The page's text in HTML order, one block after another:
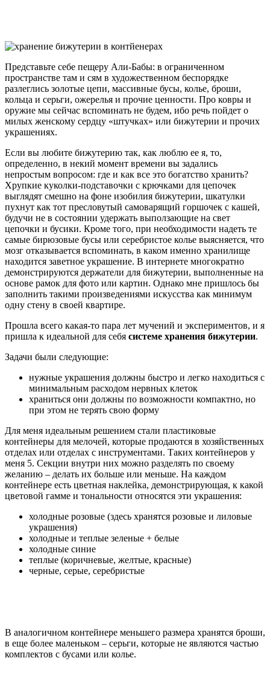
Представьте себе пещеру Али-Бабы: в ограниченном
пространстве там и сям в художественном беспорядке
разлеглись золотые цепи, массивные бусы, колье, броши,
кольца и серьги, ожерелья и прочие ценности. Про ковры и
оружие мы сейчас вспоминать не будем, ибо речь пойдет о
милых женскому сердцу «штучках» или бижутерии и прочих
украшениях.
Если вы любите бижутерию так, как люблю ее я, то,
определенно, в некий момент времени вы задались
непростым вопросом: где и как все это богатство хранить?
Хрупкие куколки-подставочки с крючками для цепочек
выглядят смешно на фоне изобилия бижутерии, шкатулки
пухнут как тот пресловутый самоварящий горшочек с кашей,
будучи не в состоянии удержать выползающие на свет
цепочки и бусики. Кроме того, при необходимости надеть те
самые бирюзовые бусы или серебристое колье выясняется, что
мозг отказывается вспоминать, в каком именно хранилище
находится заветное украшение. В интернете многократно
демонстрируются держатели для бижутерии, выполненные на
основе рамок для фото или картин. Однако мне пришлось бы
заполнить такими произведениями искусства как минимум
одну стену в своей квартире.
Прошла всего какая-то пара лет мучений и экспериментов, и я
пришла к идеальной для себя системе хранения бижутерии.
Задачи были следующие:
нужные украшения должны быстро и легко находиться с
минимальным расходом нервных клеток
храниться они должны по возможности компактно, но
при этом не терять свою форму
Для меня идеальным решением стали пластиковые
контейнеры для мелочей, которые продаются в хозяйственных
отделах или отделах с инструментами. Таких контейнеров у
меня 5. Секции внутри них можно разделять по своему
желанию – делать их больше или меньше. На каждом
контейнере есть цветная наклейка, демонстрирующая, к какой
цветовой гамме и тональности относятся эти украшения:
холодные розовые (здесь хранятся розовые и лиловые
украшения)
холодные и теплые зеленые + белые
холодные синие
теплые (коричневые, желтые, красные)
черные, серые, серебристые
В аналогичном контейнере меньшего размера хранятся броши,
в еще более маленьком – серьги, которые не являются частью
комплектов с бусами или колье.